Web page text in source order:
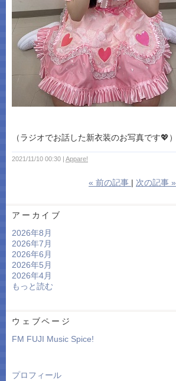
（ラジオでお話した新衣装のお写真です💖）
2021/11/10 00:30 Appare!
« 前の記事 次の記事 »
アーカイブ
2026年8月
2026年7月
2026年6月
2026年5月
2026年4月
もっと読む
ウェブページ
FM FUJI Music Spice!
プロフィール